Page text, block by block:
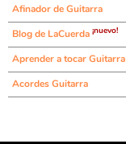
Afinador de Guitarra
Blog de LaCuerda ¡nuevo!
Aprender a tocar Guitarra
Acordes Guitarra